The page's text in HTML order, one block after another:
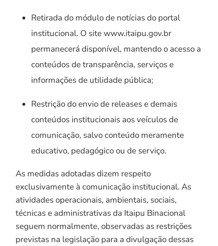
Retirada do módulo de notícias do portal
institucional. O site www.itaipu.gov.br
permanecerá disponível, mantendo o acesso a
conteúdos de transparência, serviços e
informações de utilidade pública;
Restrição do envio de releases e demais
conteúdos institucionais aos veículos de
comunicação, salvo conteúdo meramente
educativo, pedagógico ou de serviço.
As medidas adotadas dizem respeito
exclusivamente à comunicação institucional. As
atividades operacionais, ambientais, sociais,
técnicas e administrativas da Itaipu Binacional
seguem normalmente, observadas as restrições
previstas na legislação para a divulgação dessas